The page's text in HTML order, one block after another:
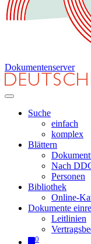
Dokumentenserver
Suche
einfach
komplex
Blättern
Nach
Personen
Bibliothek
Online-
Dokumente
Leitlinien
0